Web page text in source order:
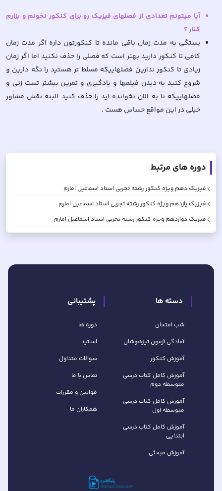
آیا میتونم تعدادی از فصلهای فیزیک رو برای کنکور نخونم و بزارم
کنار ؟
بستگی به مدت زمان باقی مانده تا کنکورتون داره اگر مدت زمان
کافی تا کنکور دارید بهتر است که فصلی را حذف نکنید اما اگر زمان
زیادی تا کنکور ندارین فصلهاییکه مسلط تر هستید را نگه دارین و
شروع کنید به دیدن فیلمها و یادگیری و تمرین بیشتر تست زنی و
فصلهاییکه تا به الان نخوانده اید را حذف کنید البته نقش مشاور
خیلی در این مواقع حساس هست .
دوره های مرتبط
فیزیک دهم ویژه کنکور رشته تجربی استاد اسماعیل امارم
فیزیک یازدهم ویژه کنکور رشته تجربی استاد اسماعیل امارم
فیزیک دوازدهم ویژه کنکور رشته تجربی استاد اسماعیل امارم
دسته ها
شب امتحان
آمادگی آزمون تیزهوشان
آموزش کنکور
آموزش کامل کتاب‌ درسی
متوسطه دوم
آموزش کامل کتاب‌ درسی
متوسطه اول
آموزش کامل کتاب درسی
ابتدایی
آموزش مبحثی
پشتیبانی
دوره ها
اساتید
سوالات متداول
تماس با ما
قوانین و مقررات
همکاران ما